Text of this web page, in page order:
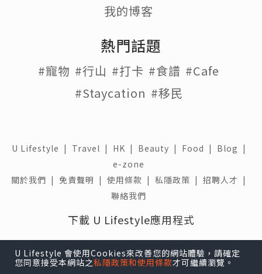
我的博客
熱門話題
#寵物 #行山 #打卡 #食譜 #Cafe
#Staycation #移民
U Lifestyle | Travel | HK | Beauty | Food | Blog |
e-zone
關於我們 | 免責聲明 | 使用條款 | 私隱政策 | 招聘人才 |
聯絡我們
下載 U Lifestyle應用程式
U Lifestyle 會使用Cookies來改善您的網站體驗，請確定
您同意接受本網站之私隱政策和使用條款才可繼續瀏覽。